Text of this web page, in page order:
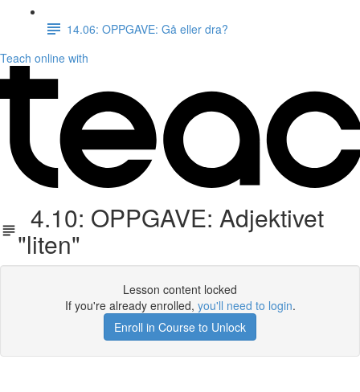
14.06: OPPGAVE: Gå eller dra?
Teach online with
4.10: OPPGAVE: Adjektivet
"liten"
Lesson content locked
If you're already enrolled, you'll need to login.
Enroll in Course to Unlock